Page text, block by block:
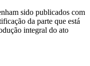
sido publicados com
da parte que está
integral do ato